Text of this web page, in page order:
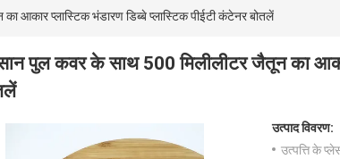
आकार प्लास्टिक भंडारण डिब्बे प्लास्टिक पीईटी कंटेनर बोतलें
पुल कवर के साथ 500 मिलीलीटर जैतून का
उत्पाद विवरण:
उत्पत्ति के